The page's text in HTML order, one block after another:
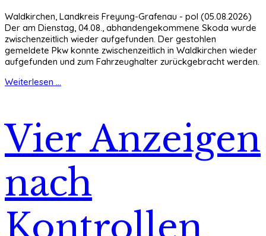
Waldkirchen, Landkreis Freyung-Grafenau - pol (05.08.2026)
Der am Dienstag, 04.08., abhandengekommene Skoda wurde
zwischenzeitlich wieder aufgefunden. Der gestohlen
gemeldete Pkw konnte zwischenzeitlich in Waldkirchen wieder
aufgefunden und zum Fahrzeughalter zurückgebracht werden.
Weiterlesen ...
Vier Anzeigen
nach
Kontrollen